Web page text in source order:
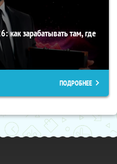
как зарабатывать там, где
ПОДРОБНЕЕ